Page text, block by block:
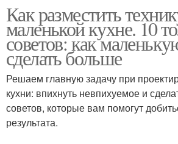
Как разместить
маленькой кухне. 10
советов: как
сделать больше
Решаем главную задачу при
кухни: впихнуть невпихуемое и
советов, которые вам помогут
результата.